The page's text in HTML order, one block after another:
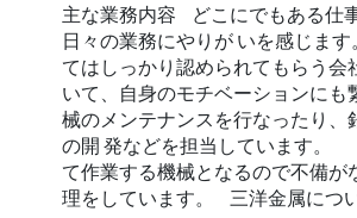
主な業務内容 どこにでもある仕
日々の業務にやりが いを感じま
てはしっかり認められてもらう会
いて、自身のモチベーションに
械のメンテナンスを行なったり、
の開 発などを担当しています。
て作業する機械となるので不備が
理をしています。 三洋金属につ